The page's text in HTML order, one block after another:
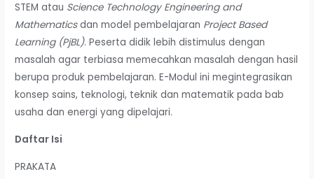
STEM atau Science Technology Engineering and
Mathematicsdan model pembelajaran Project Based
Learning (PjBL). Peserta didik lebih distimulus dengan
masalah agar terbiasa memecahkan masalah dengan hasil
berupa produk pembelajaran. E-Modul ini megintegrasikan
konsep sains, teknologi, teknik dan matematik pada bab
usaha dan energi yang dipelajari.
Daftar Isi
PRAKATA